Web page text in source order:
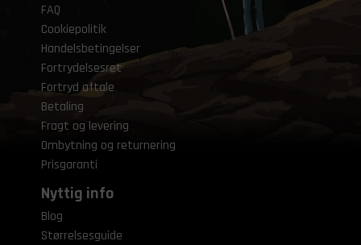
FAQ
Cookiepolitik
Handelsbetingelser
Fortrydelsesret
Fortryd aftale
Betaling
Fragt og levering
Ombytning og returnering
Prisgaranti
Nyttig info
Blog
Størrelsesguide